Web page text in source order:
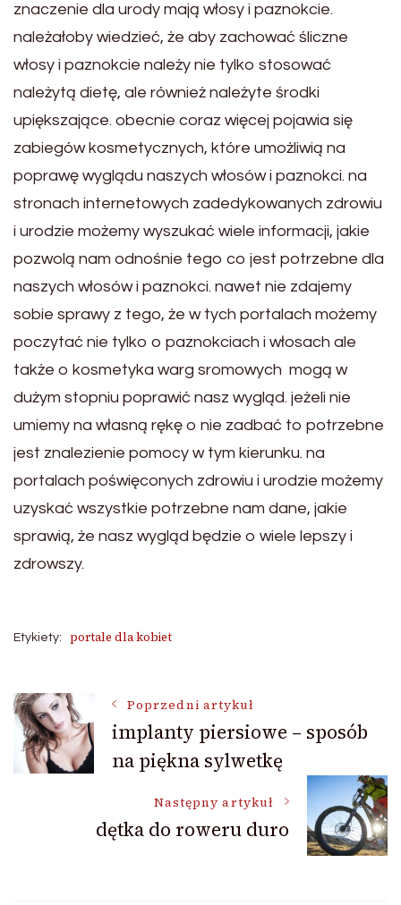
znaczenie dla urody mają włosy i paznokcie.
należałoby wiedzieć, że aby zachować śliczne
włosy i paznokcie należy nie tylko stosować
należytą dietę, ale również należyte środki
upiększające. obecnie coraz więcej pojawia się
zabiegów kosmetycznych, które umożliwią na
poprawę wyglądu naszych włosów i paznokci. na
stronach internetowych zadedykowanych zdrowiu
i urodzie możemy wyszukać wiele informacji, jakie
pozwolą nam odnośnie tego co jest potrzebne dla
naszych włosów i paznokci. nawet nie zdajemy
sobie sprawy z tego, że w tych portalach możemy
poczytać nie tylko o paznokciach i włosach ale
także o kosmetyka warg sromowych mogą w
dużym stopniu poprawić nasz wygląd. jeżeli nie
umiemy na własną rękę o nie zadbać to potrzebne
jest znalezienie pomocy w tym kierunku. na
portalach poświęconych zdrowiu i urodzie możemy
uzyskać wszystkie potrzebne nam dane, jakie
sprawią, że nasz wygląd będzie o wiele lepszy i
zdrowszy.
Etykiety: portale dla kobiet
Nawigacja
wpisu
Poprzedni artykuł
implanty piersiowe – sposób
na piękna sylwetkę
Następny artykuł
dętka do roweru duro